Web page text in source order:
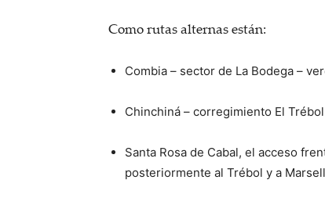
Como rutas alternas están:
Combia – sector de La Bodega –
Chinchiná – corregimiento El
Santa Rosa de Cabal, el acceso
posteriormente al Trébol y a